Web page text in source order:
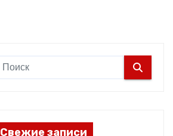
Свежие записи